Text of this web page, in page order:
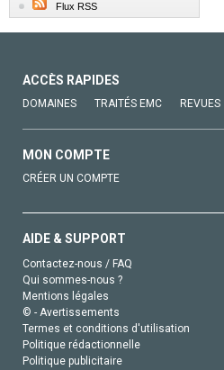
Flux RSS
ACCÈS RAPIDES
DOMAINES TRAITÉS EMC REVUES
MON COMPTE
CRÉER UN COMPTE
AIDE & SUPPORT
Contactez-nous / FAQ
Qui sommes-nous ?
Mentions légales
© - Avertissements
Termes et conditions d'utilisation
Politique rédactionnelle
Politique publicitaire